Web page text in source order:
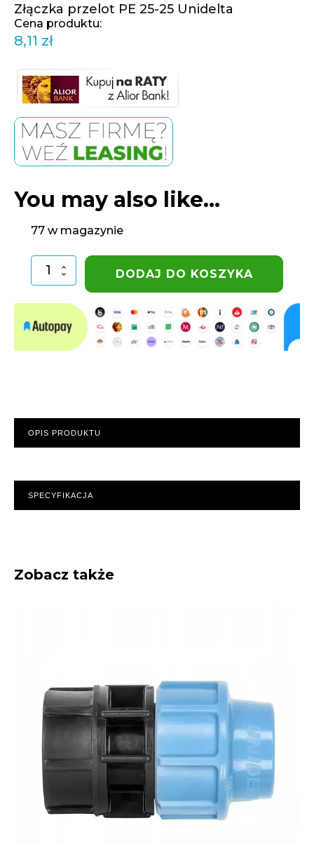
Złączka przelot PE 25-25 Unidelta
8,11 zł
You may also like…
77 w magazynie
ilość
Złączka
przelot
25-
Unidelta
DODAJ DO KOSZYKA
OPIS PRODUKTU
SPECYFIKACJA
Zobacz także